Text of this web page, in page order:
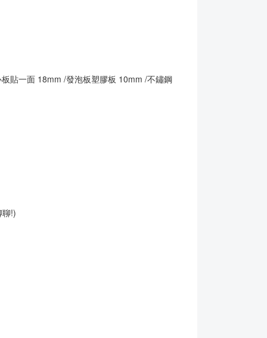
貼一面 18mm /發泡板塑膠板 10mm /不鏽鋼
!)